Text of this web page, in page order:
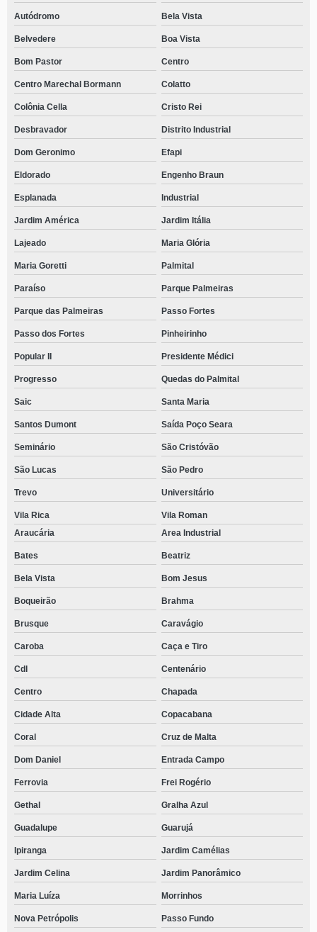
Autódromo Bela Vista
Belvedere Boa Vista
Bom Pastor Centro
Centro Marechal Bormann Colatto
Colônia Cella Cristo Rei
Desbravador Distrito Industrial
Dom Geronimo Efapi
Eldorado Engenho Braun
Esplanada Industrial
Jardim América Jardim Itália
Lajeado Maria Glória
Maria Goretti Palmital
Paraíso Parque Palmeiras
Parque das Palmeiras Passo Fortes
Passo dos Fortes Pinheirinho
Popular II Presidente Médici
Progresso Quedas do Palmital
Saic Santa Maria
Santos Dumont Saída Poço Seara
Seminário São Cristóvão
São Lucas São Pedro
Trevo Universitário
Vila Rica
Vila Roman
Araucária
Area Industrial
Bates Beatriz
Bela Vista Bom Jesus
Boqueirão Brahma
Brusque Caravágio
Caroba Caça e Tiro
Cdl Centenário
Centro Chapada
Cidade Alta Copacabana
Coral Cruz de Malta
Dom Daniel Entrada Campo
Ferrovia Frei Rogério
Gethal Gralha Azul
Guadalupe Guarujá
Ipiranga Jardim Camélias
Jardim Celina Jardim Panorâmico
Maria Luíza Morrinhos
Nova Petrópolis Passo Fundo